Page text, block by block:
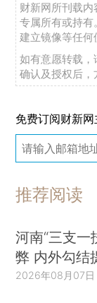
财新网所刊载
专属所有或持有
建立镜像等任何
如有意愿转载，
确认及授权后，
免费订阅财新
推荐阅读
河南“三支一
弊 内外勾结
2026年08月07日